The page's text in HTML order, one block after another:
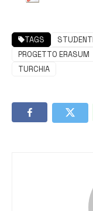
TAGS STUDENTI
PROGETTO ERASUM
TURCHIA